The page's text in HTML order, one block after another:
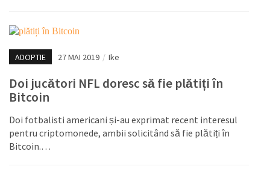
ADOPTIE 27 MAI 2019 / Ike
Doi jucători NFL doresc să fie plătiți în
Bitcoin
Doi fotbalisti americani și-au exprimat recent interesul
pentru criptomonede, ambii solicitând să fie plătiți în
Bitcoin.…